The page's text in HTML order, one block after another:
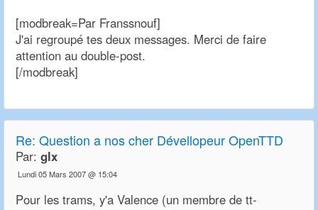
[modbreak=Par Franssnouf]
J'ai regroupé tes deux messages. Merci de faire
attention au double-post.
[/modbreak]
Re: Question a nos cher Dévellopeur OpenTTD
Par: glx
Lundi 05 Mars 2007 @ 15:04
Pour les trams, y'a Valence (un membre de tt-